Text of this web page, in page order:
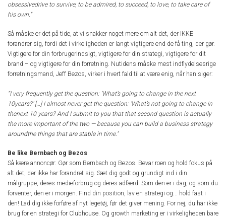
obsessivedrive to survive, to be admired, to succeed, to love, to take care of
his own.”
Så måske er det på tide, at vi snakker noget mere om alt det, der IKKE
forandrer sig, fordi det i virkeligheden er langt vigtigere end de få ting, der gør.
Vigtigere for din forbrugerindsigt, vigtigere for din strategi, vigtigere for dit
brand – og vigtigere for din forretning. Nutidens måske mest indflydelsesrige
forretningsmand, Jeff Bezos, virker i hvert fald til at være enig, når han siger:
“I very frequently get the question: ‘What’s going to change in the next
10years?’ […] I almost never get the question: ‘What’s not going to change in
thenext 10 years? And I submit to you that that second question is actually
the more important of the two — because you can build a business strategy
aroundthe things that are stable in time."
Be like Bernbach og Bezos
Så kære annoncør: Gør som Bernbach og Bezos. Bevar roen og hold fokus på
alt det, der ikke har forandret sig. Sæt dig godt og grundigt ind i din
målgruppe, deres medieforbrug og deres adfærd. Som den er i dag, og som du
forventer, den er i morgen. Find din position, lav en strategi og... hold fast i
den! Lad dig ikke forføre af nyt legetøj, før det giver mening. For nej, du har ikke
brug for en strategi for Clubhouse. Og growth marketing er i virkeligheden bare